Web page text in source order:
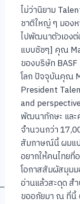
ไม่ว่านิยาม
ชาติใหญ่ ๆ มอง
ไปพัฒนาตัวเอง
แบบชัชๆ] คุณ
ของบริษัท
โลก ปัจจุบันคุณ
President
and
พัฒนาทักษะ แล
จำนวนกว่า
สัมภาษณ์นี้ ผมแป
อยากให้คนไทย
โอกาสสัมผัสมุม
อ่านแล้วสะดุด ส
ขออภัยมา ณ ที่นี้